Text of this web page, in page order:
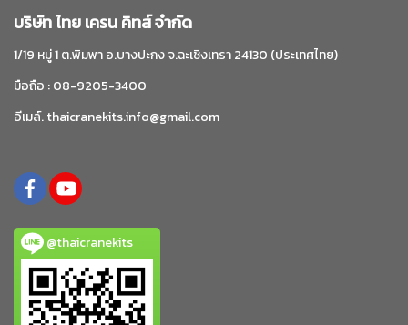
บริษัท ไทย เครน คิทส์ จำกัด
1/19 หมู่ 1 ต.พิมพา อ.บางปะกง จ.ฉะเชิงเทรา 24130 (ประเทศไทย)
มือถือ : 08-9205-3400
อีเมล์. thaicranekits.info@gmail.com
@thaicranekits